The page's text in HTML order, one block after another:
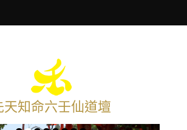
天知命六壬仙道壇